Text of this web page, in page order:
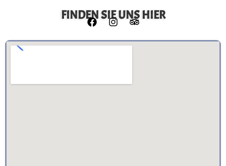
FINDEN SIE UNS HIER